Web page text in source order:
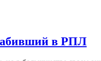
в РПЛ